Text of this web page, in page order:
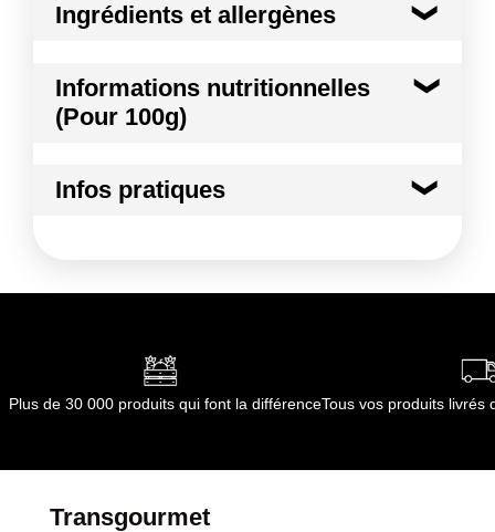
Ingrédients et allergènes
non applicable
Conformément aux informations transmises
Informations nutritionnelles
(Pour 100g)
Infos pratiques
Durée totale du produit :0
Opérations
Plus de 30 000 produits qui font la différenceTous vos produits livrés
Transgourmet